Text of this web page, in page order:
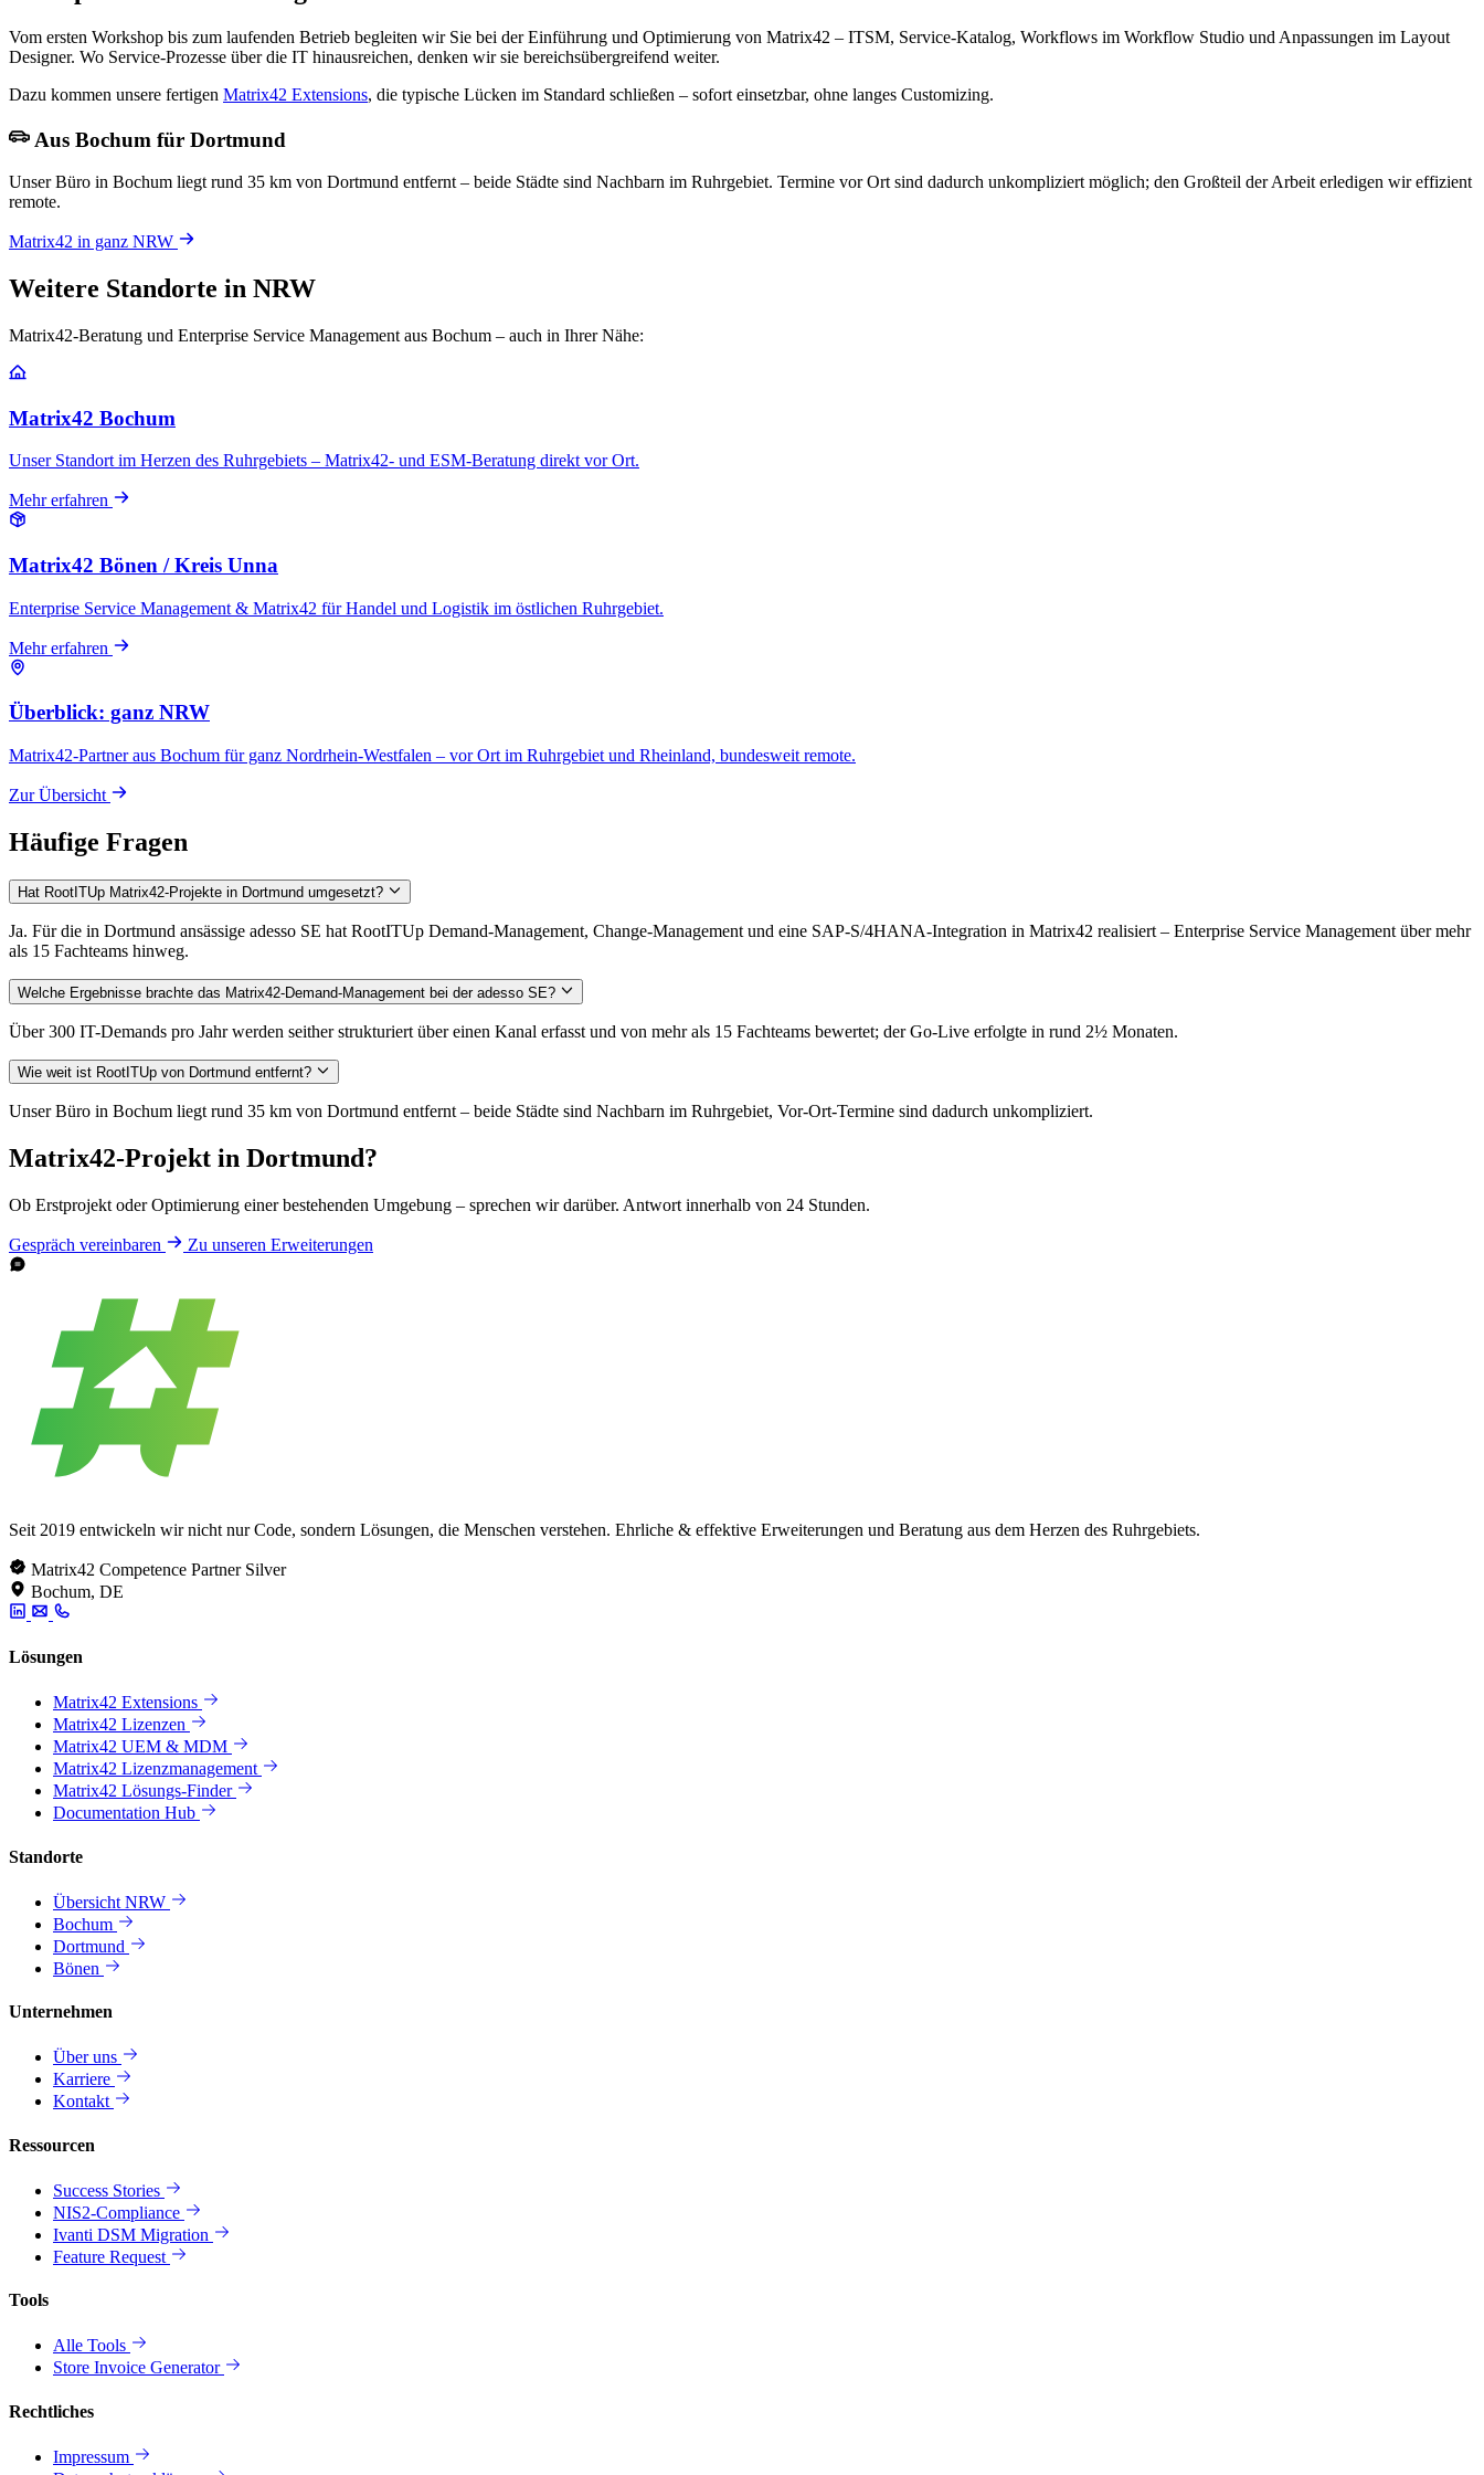
Vom ersten Workshop bis zum laufenden Betrieb begleiten wir Sie bei der Einführung und Optimierung von Matrix42 – ITSM, Service-Katalog, Workflows im Workflow Studio und Anpassungen im Layout
Designer. Wo Service-Prozesse über die IT hinausreichen, denken wir sie bereichsübergreifend weiter.
Dazu kommen unsere fertigen Matrix42 Extensions, die typische Lücken im Standard schließen – sofort einsetzbar, ohne langes Customizing.
Aus Bochum für Dortmund
Unser Büro in Bochum liegt rund 35 km von Dortmund entfernt – beide Städte sind Nachbarn im Ruhrgebiet. Termine vor Ort sind dadurch unkompliziert möglich; den Großteil der Arbeit erledigen wir effizient
remote.
Matrix42 in ganz NRW
Weitere Standorte in NRW
Matrix42-Beratung und Enterprise Service Management aus Bochum – auch in Ihrer Nähe:
Matrix42 Bochum
Unser Standort im Herzen des Ruhrgebiets – Matrix42- und ESM-Beratung direkt vor Ort.
Mehr erfahren
Matrix42 Bönen / Kreis Unna
Enterprise Service Management & Matrix42 für Handel und Logistik im östlichen Ruhrgebiet.
Mehr erfahren
Überblick: ganz NRW
Matrix42-Partner aus Bochum für ganz Nordrhein-Westfalen – vor Ort im Ruhrgebiet und Rheinland, bundesweit remote.
Zur Übersicht
Häufige Fragen
Hat RootITUp Matrix42-Projekte in Dortmund umgesetzt?
Ja. Für die in Dortmund ansässige adesso SE hat RootITUp Demand-Management, Change-Management und eine SAP-S/4HANA-Integration in Matrix42 realisiert – Enterprise Service Management über mehr
als 15 Fachteams hinweg.
Welche Ergebnisse brachte das Matrix42-Demand-Management bei der adesso SE?
Über 300 IT-Demands pro Jahr werden seither strukturiert über einen Kanal erfasst und von mehr als 15 Fachteams bewertet; der Go-Live erfolgte in rund 2½ Monaten.
Wie weit ist RootITUp von Dortmund entfernt?
Unser Büro in Bochum liegt rund 35 km von Dortmund entfernt – beide Städte sind Nachbarn im Ruhrgebiet, Vor-Ort-Termine sind dadurch unkompliziert.
Matrix42-Projekt in Dortmund?
Ob Erstprojekt oder Optimierung einer bestehenden Umgebung – sprechen wir darüber. Antwort innerhalb von 24 Stunden.
Gespräch vereinbaren Zu unseren Erweiterungen
Seit 2019 entwickeln wir nicht nur Code, sondern Lösungen, die Menschen verstehen. Ehrliche & effektive Erweiterungen und Beratung aus dem Herzen des Ruhrgebiets.
Matrix42 Competence Partner Silver
Bochum, DE
Lösungen
Matrix42 Extensions
Matrix42 Lizenzen
Matrix42 UEM & MDM
Matrix42 Lizenzmanagement
Matrix42 Lösungs-Finder
Documentation Hub
Standorte
Übersicht NRW
Bochum
Dortmund
Bönen
Unternehmen
Über uns
Karriere
Kontakt
Ressourcen
Success Stories
NIS2-Compliance
Ivanti DSM Migration
Feature Request
Tools
Alle Tools
Store Invoice Generator
Rechtliches
Impressum